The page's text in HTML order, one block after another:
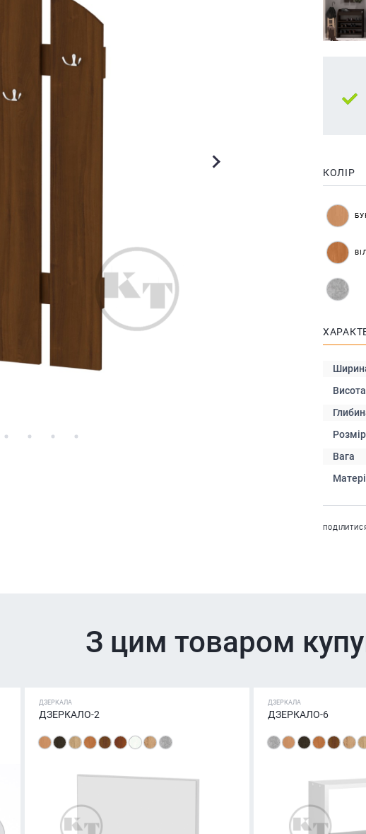
КОЛІР
Висота
Вага
ПОДІЛИТИСЯ
З цим товаром
ДЗЕРКАЛА
ДЗЕРКАЛО-2
ДЗЕРКАЛА
ДЗЕРКАЛО-6